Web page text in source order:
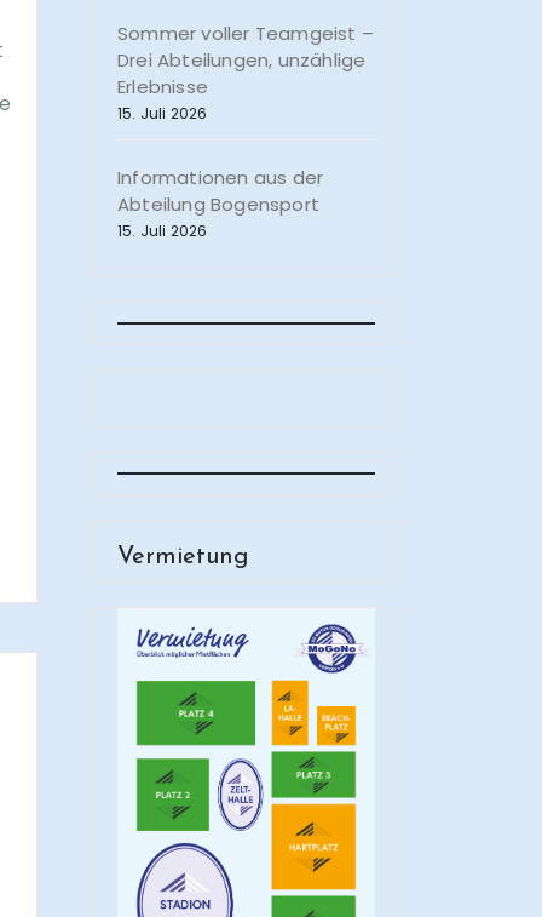
Sommer voller Teamgeist –
Drei Abteilungen, unzählige
Erlebnisse
15. Juli 2026
Informationen aus der
Abteilung Bogensport
15. Juli 2026
Vermietung